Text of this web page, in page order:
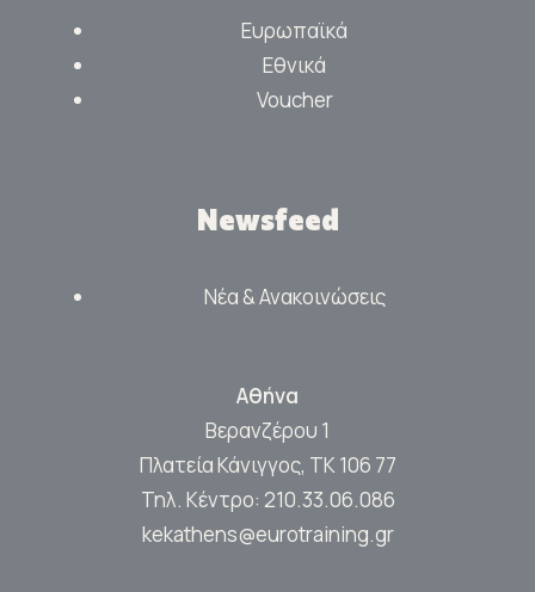
Ευρωπαϊκά
Εθνικά
Voucher
Newsfeed
Νέα & Ανακοινώσεις
Αθήνα
Βερανζέρου 1
Πλατεία Κάνιγγος, ΤΚ 106 77
Τηλ. Κέντρο: 210.33.06.086
kekathens@eurotraining.gr